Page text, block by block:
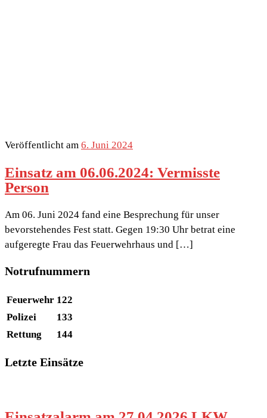
Veröffentlicht am 6. Juni 2024
Einsatz am 06.06.2024: Vermisste
Person
Am 06. Juni 2024 fand eine Besprechung für unser
bevorstehendes Fest statt. Gegen 19:30 Uhr betrat eine
aufgeregte Frau das Feuerwehrhaus und […]
Notrufnummern
Feuerwehr 122
Polizei
133
Rettung
144
Letzte Einsätze